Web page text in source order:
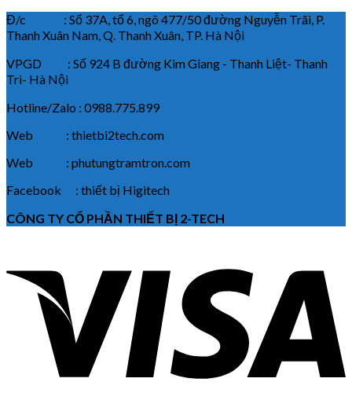
Đ/c : Số 37A, tổ 6, ngõ 477/50 đường Nguyễn Trãi, P.
Thanh Xuân Nam, Q. Thanh Xuân, TP. Hà Nội
VPGD : Số 924 B đường Kim Giang - Thanh Liệt- Thanh
Trì- Hà Nội
Hotline/Zalo : 0988.775.899
Web : thietbi2tech.com
Web : phutungtramtron.com
Facebook : thiết bị Higitech
CÔNG TY CỔ PHẦN THIẾT BỊ 2-TECH